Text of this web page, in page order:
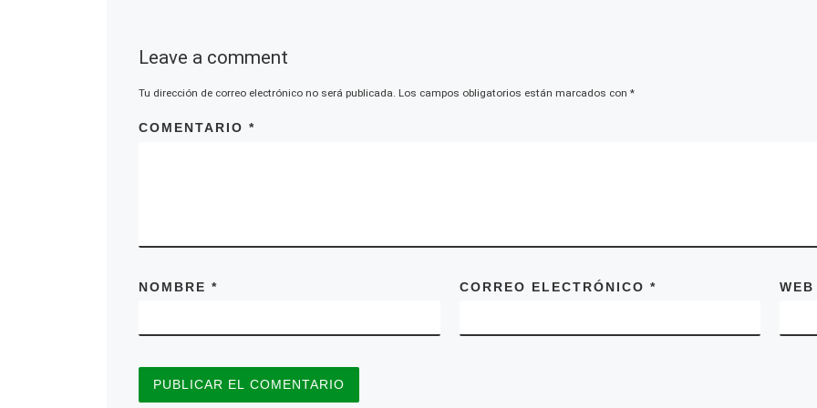
Leave a comment
Tu dirección de correo electrónico no será publicada. Los campos obligatorios están marcados con*
COMENTARIO*
NOMBRE* CORREO ELECTRÓNICO * WEB